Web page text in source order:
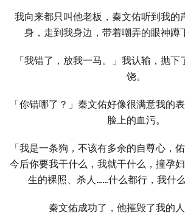
我向来都只叫他老板，秦文佑听到我的
身，走到我身边，带着嘲弄的眼神蹲
「我错了，放我一马。」我认输，抛
饶。
「你错哪了？」秦文佑好像很满意我的
脸上的血污。
「我是一条狗，不该有多余的自尊心，
今后你要我干什么，我就干什么，撞孕
生的裸照、杀人……什么都行，我什么
秦文佑成功了，他摧毁了我的人